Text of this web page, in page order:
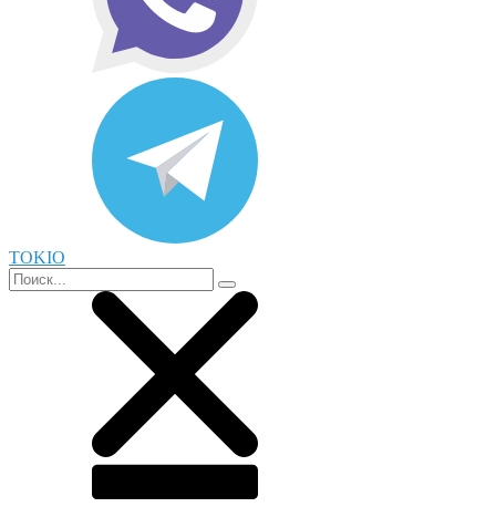
TOKIO